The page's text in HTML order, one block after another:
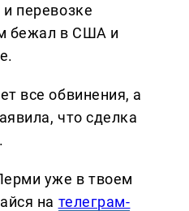
перевозке
бежал в США и
все обвинения, а
что сделка
уже в твоем
на телеграм-